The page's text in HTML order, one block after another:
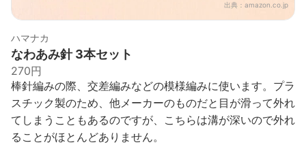
出典： amazon.co.jp
ハマナカ
なわあみ針 3本セット
270円
棒針編みの際、交差編みなどの模様編みに使います。プラ
スチック製のため、他メーカーのものだと目が滑って外れ
てしまうこともあるのですが、こちらは溝が深いので外れ
ることがほとんどありません。